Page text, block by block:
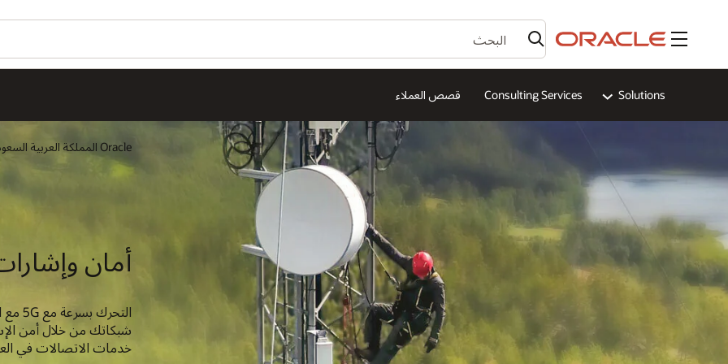
القائمة
Solutions
Consulting Services قصص العملاء
Oracle المملكة العربية السعودية
أمان
شبكاتك من خلال أمن
خدمات الاتصالات في